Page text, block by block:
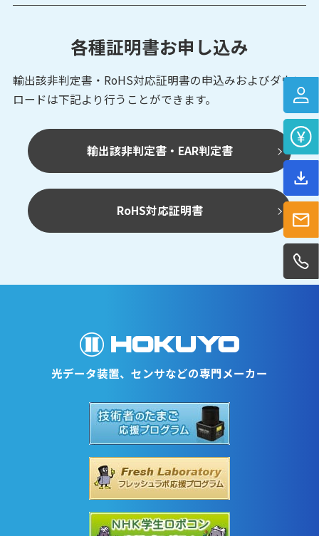
各種証明書お申し込み
輸出該非判定書・RoHS対応証明書の申込みおよびダウン
ロードは下記より行うことができます。
輸出該非判定書・EAR判定書
RoHS対応証明書
光データ装置、センサなどの専門メーカー